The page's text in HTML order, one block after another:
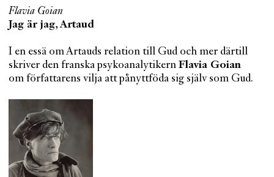
Flavia Goian
Jag är jag, Artaud
I en essä om Artauds relation till Gud och mer därtill
skriver den franska psykoanalytikern Flavia Goian
om författarens vilja att pånyttföda sig själv som Gud.